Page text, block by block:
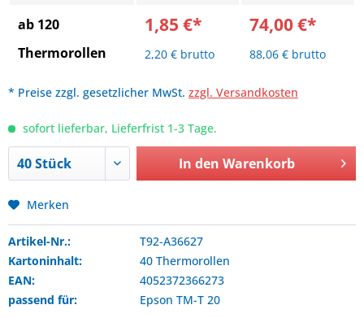
ab 120
Thermorollen
1,85 €*
2,20 € brutto
74,00 €*
88,06 € brutto
* Preise zzgl. gesetzlicher MwSt. zzgl. Versandkosten
sofort lieferbar, Lieferfrist 1-3 Tage.
In den Warenkorb
Merken
Artikel-Nr.:
T92-A36627
Kartoninhalt:
40 Thermorollen
EAN:
4052372366273
passend für:
Epson TM-T 20